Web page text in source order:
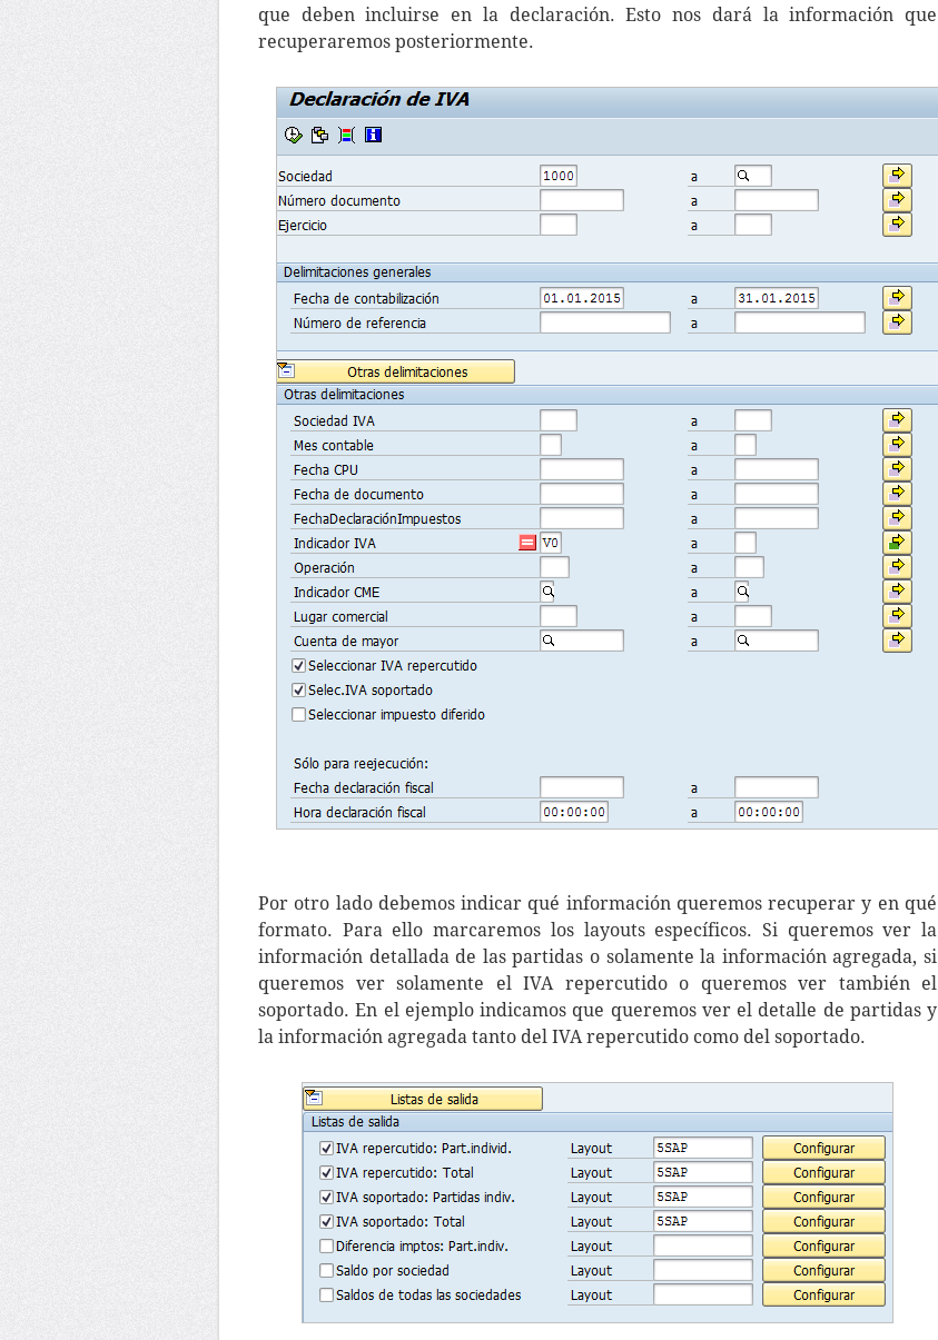
que deben incluirse en la declaración. Esto nos dará la información que
recuperaremos posteriormente.
Por otro lado debemos indicar qué información queremos recuperar y en qué
formato. Para ello marcaremos los layouts específicos. Si queremos ver la
información detallada de las partidas o solamente la información agregada, si
queremos ver solamente el IVA repercutido o queremos ver también el
soportado. En el ejemplo indicamos que queremos ver el detalle de partidas y
la información agregada tanto del IVA repercutido como del soportado.